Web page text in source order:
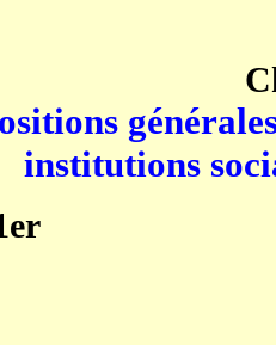
institutions